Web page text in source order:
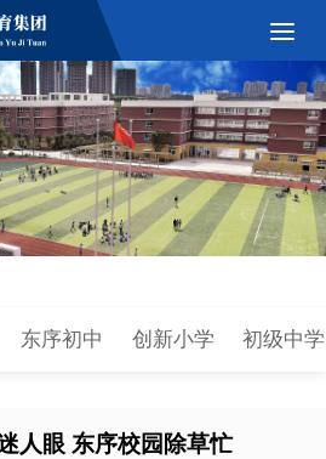
东序初中 创新小学 初级中学
人眼 东序校园除草忙